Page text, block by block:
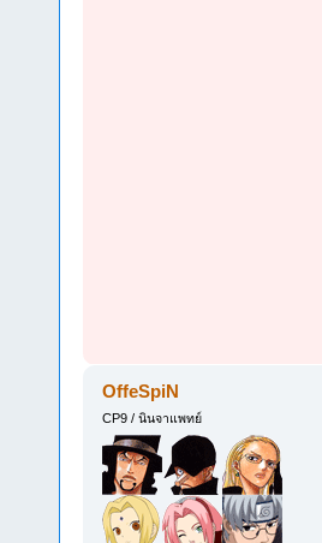
OffeSpiN
CP9 / นินจาแพทย์